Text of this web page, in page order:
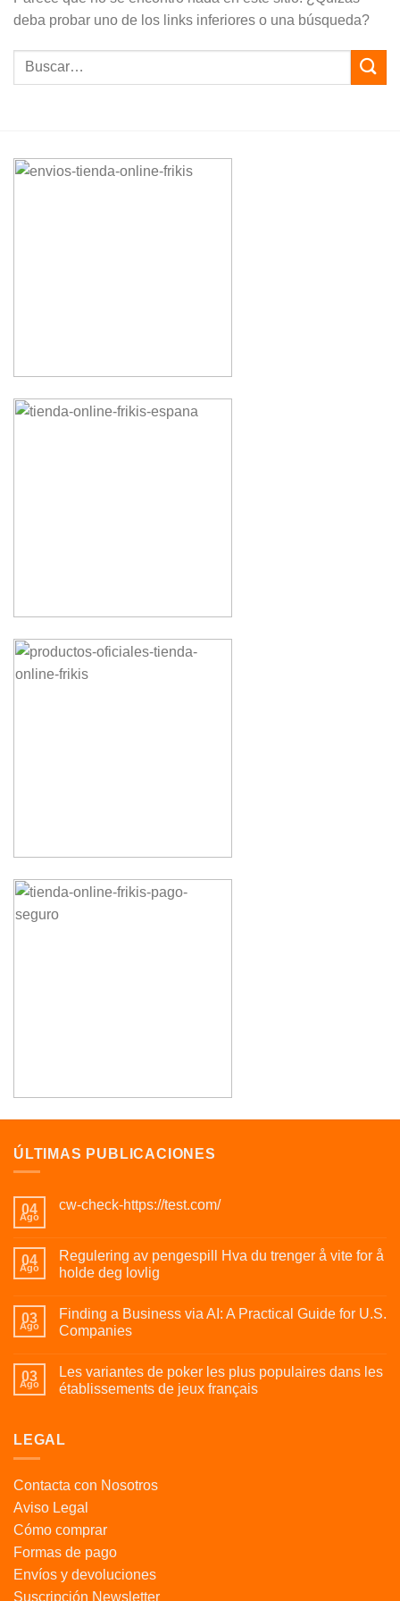
deba probar uno de los links inferiores o una búsqueda?
ÚLTIMAS PUBLICACIONES
04
Ago
cw-check-https://test.com/
04
Ago
Regulering av pengespill Hva du trenger å vite for å
holde deg lovlig
03
Ago
Finding a Business via AI: A Practical Guide for U.S.
Companies
03
Ago
Les variantes de poker les plus populaires dans les
établissements de jeux français
LEGAL
Contacta con Nosotros
Aviso Legal
Cómo comprar
Formas de pago
Envíos y devoluciones
Suscripción Newsletter